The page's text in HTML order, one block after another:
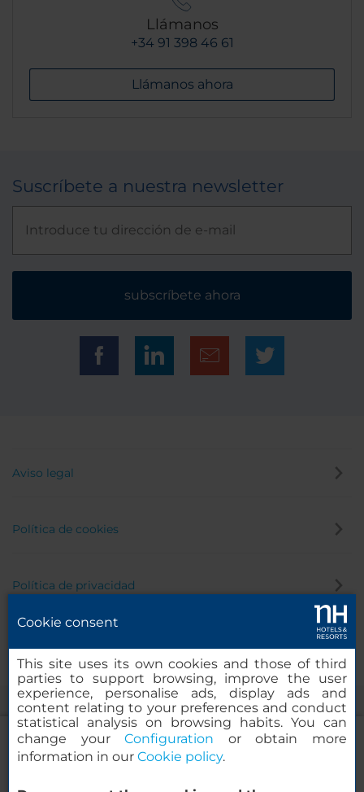
Llámanos
+34 91 398 46 61
Llámanos ahora
Suscríbete a nuestra newsletter
subscríbete ahora
Aviso legal
Política de cookies
Política de privacidad
Cookie consent
This site uses its own cookies and those of third
parties to support browsing, improve the user
experience, personalise ads, display ads and
content relating to your preferences and conduct
statistical analysis on browsing habits. You can
change yourConfiguration or obtain more
information in our Cookie policy.